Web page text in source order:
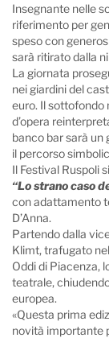
Insegnante nelle
riferimento per
speso con
sarà ritirato dalla
La giornata
nei giardini del
euro. Il sottofondo
d’opera
banco bar sarà un
il percorso
Il Festival Ruspoli
“Lo strano caso
con adattamento
D’Anna.
Partendo dalla
Klimt, trafugato
Oddi di Piacenza,
teatrale,
europea.
«Questa prima
novità importante